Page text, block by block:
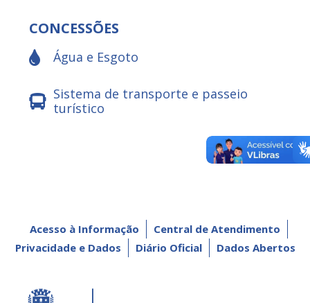
CONCESSÕES
Água e Esgoto
Sistema de transporte e passeio
turístico
Acesso à Informação
Central de Atendimento
Privacidade e Dados
Diário Oficial Dados Abertos